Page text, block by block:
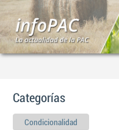
Categorías
Condicionalidad